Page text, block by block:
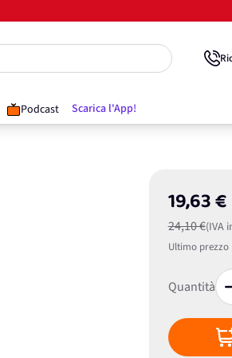
Podcast Scarica l'App!
19,63 €
24,10 €(IVA
Ultimo prezzo
Quantità